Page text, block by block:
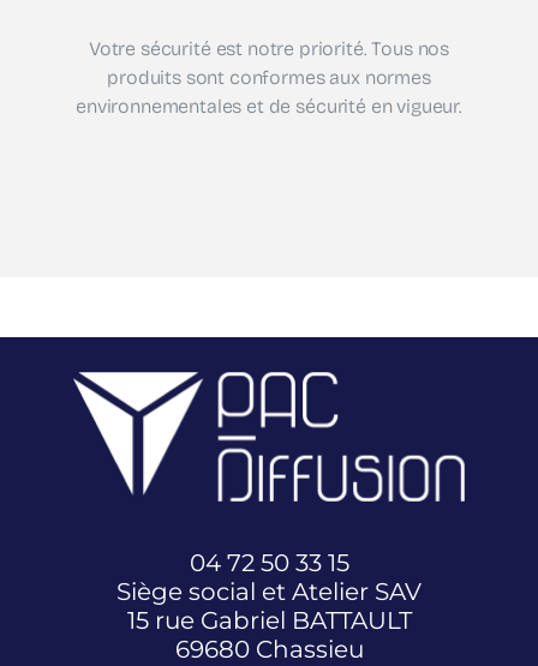
Votre sécurité est notre priorité. Tous nos
produits sont conformes aux normes
environnementales et de sécurité en vigueur.
04 72 50 33 15
Siège social et Atelier SAV
15 rue Gabriel BATTAULT
69680 Chassieu